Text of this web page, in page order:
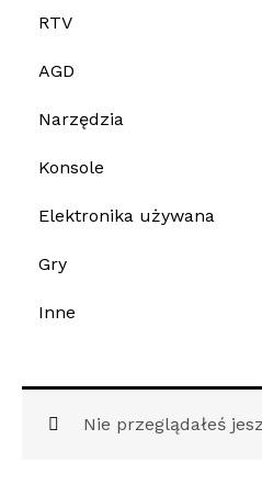
RTV
AGD
Narzędzia
Konsole
Elektronika używana
Gry
Inne
Nie przeglądałeś